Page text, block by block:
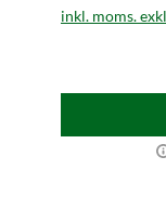
inkl. moms.